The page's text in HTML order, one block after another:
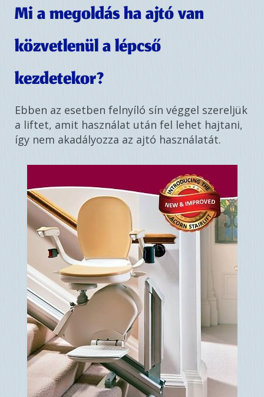
Mi a megoldás ha ajtó van
közvetlenül a lépcső
kezdetekor?
Ebben az esetben felnyíló sín véggel szereljük
a liftet, amit használat után fel lehet hajtani,
így nem akadályozza az ajtó használatát.